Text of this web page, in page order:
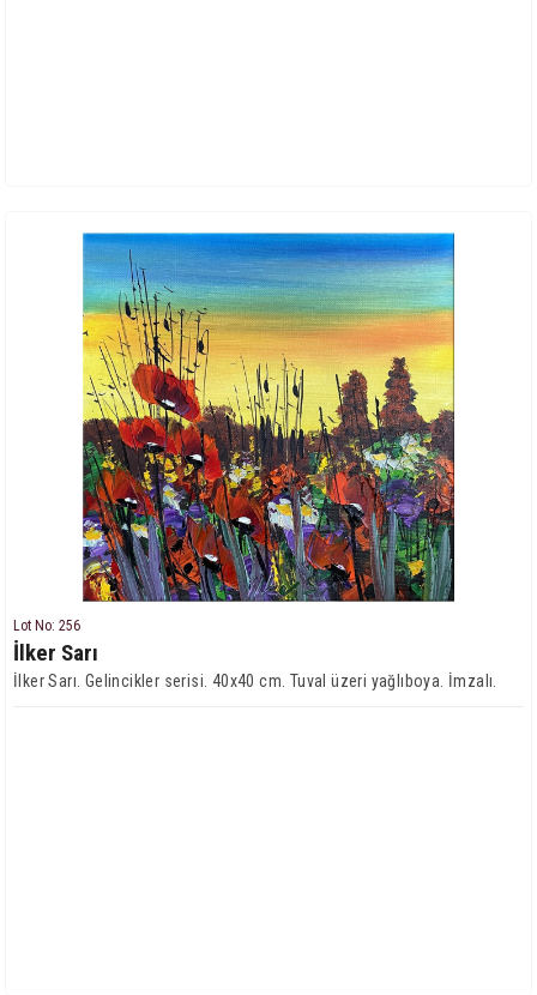
Lot No: 256
İlker Sarı
İlker Sarı. Gelincikler serisi. 40x40 cm. Tuval üzeri yağlıboya. İmzalı.